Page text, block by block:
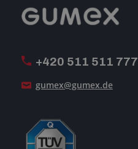
+420 511 511 777
gumex@gumex.de
Reklamation
GUMEX stellt sich vor